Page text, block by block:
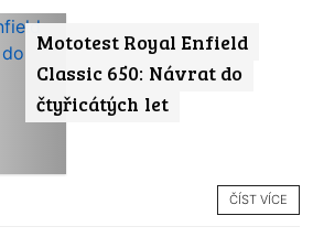
Mototest Royal Enfield
Classic 650: Návrat do
čtyřicátých let
ČÍST VÍCE